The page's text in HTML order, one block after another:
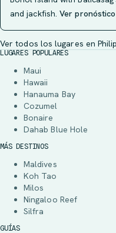
and jackfish. Ver
Ver todos los lugares en
LUGARES POPULARES
Maui
Hawaii
Hanauma Bay
Cozumel
Bonaire
Dahab Blue Hole
MÁS DESTINOS
Maldives
Koh Tao
Milos
Ningaloo Reef
Silfra
GUÍAS